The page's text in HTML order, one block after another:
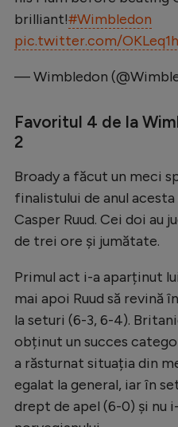
Alte sporturi
JO 2024
JO 2026
Creează cont
brilliant!#Wimbledon
pic.twitter.com/
— Wimbledon
Favoritul 4 de la
2
Broady a făcut un meci
finalistului de anul acesta
Casper Ruud. Cei doi au
de trei ore și jumătate.
Primul act i-a aparținut
mai apoi Ruud să revină
la seturi (6-3, 6-4).
obținut un succes
a răsturnat situația din
egalat la general, iar în
drept de apel (6-0) și nu